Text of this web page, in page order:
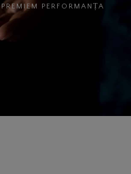
PREMIEM PERFORMANȚA